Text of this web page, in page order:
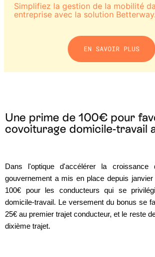
Simplifiez la gestion de la mobilité
entreprise avec la solution Betterway.
EN SAVOIR PLUS
Une prime de 100€ pour
covoiturage domicile-travail
Dans l'optique d'accélérer la croissance
gouvernement a mis en place depuis
100€ pour les conducteurs qui se
domicile-travail. Le versement du bonus se
25€ au premier trajet conducteur, et le reste
dixième trajet.